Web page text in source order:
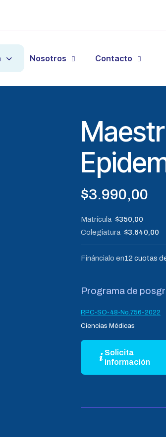
Nosotros Contacto
$3.990,00
Matrícula $350,00
Colegiatura $3.640,00
Fináncialo en12 cuotas
Programa de
RPC-SO-48-No.756-2022
Ciencias Médicas
Solicita
información